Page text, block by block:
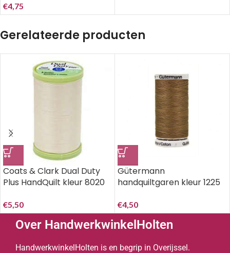
€4,75
Gerelateerde producten
Coats & Clark Dual Duty
Plus HandQuilt kleur 8020
€5,50
Gütermann
handquiltgaren kleur 1225
€4,50
Over HandwerkwinkelHolten
HandwerkwinkelHolten is en begrip in Overijssel.